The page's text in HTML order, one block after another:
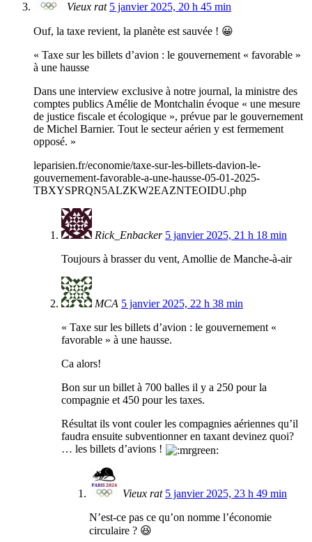
Vieux rat 5 janvier 2025, 20 h 45 min
Ouf, la taxe revient, la planète est sauvée ! 😀
« Taxe sur les billets d’avion : le gouvernement « favorable »
à une hausse
Dans une interview exclusive à notre journal, la ministre des
comptes publics Amélie de Montchalin évoque « une mesure
de justice fiscale et écologique », prévue par le gouvernement
de Michel Barnier. Tout le secteur aérien y est fermement
opposé. »
leparisien.fr/economie/taxe-sur-les-billets-davion-le-
gouvernement-favorable-a-une-hausse-05-01-2025-
TBXYSPRQN5ALZKW2EAZNTEOIDU.php
Rick_Enbacker 5 janvier 2025, 21 h 18 min
Toujours à brasser du vent, Amollie de Manche-à-air
MCA 5 janvier 2025, 22 h 38 min
« Taxe sur les billets d’avion : le gouvernement «
favorable » à une hausse.
Ca alors!
Bon sur un billet à 700 balles il y a 250 pour la
compagnie et 450 pour les taxes.
Résultat ils vont couler les compagnies aériennes qu’il
faudra ensuite subventionner en taxant devinez quoi?
… les billets d’avions !
Vieux rat 5 janvier 2025, 23 h 49 min
N’est-ce pas ce qu’on nomme l’économie
circulaire ? 😆